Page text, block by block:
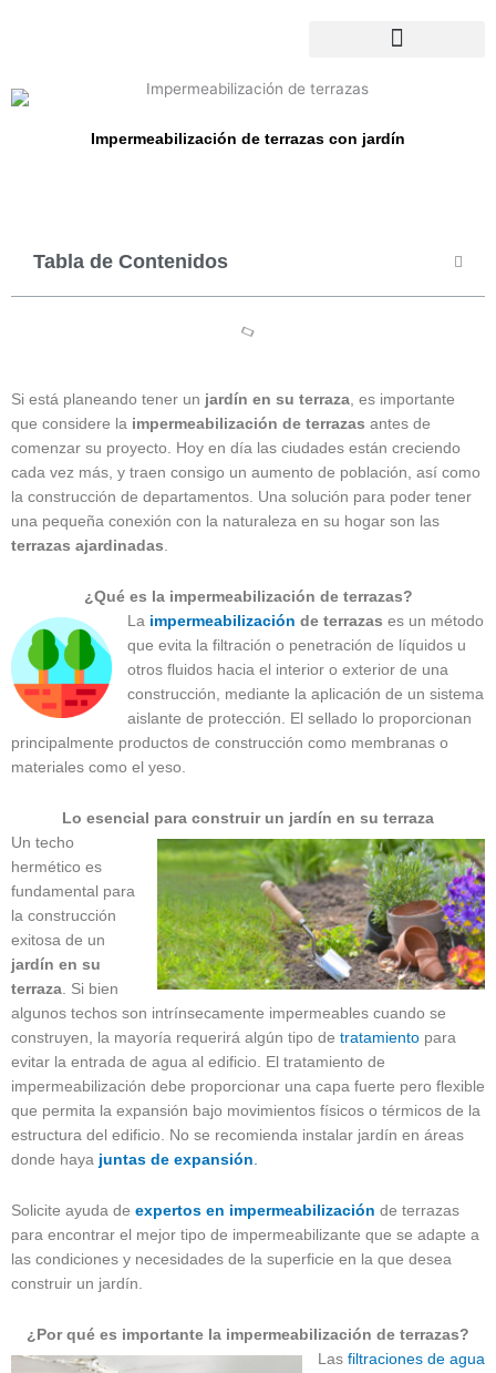
Impermeabilización de terrazas con jardín
Tabla de Contenidos
Si está planeando tener un jardín en su terraza, es importante
que considere la impermeabilización de terrazas antes de
comenzar su proyecto. Hoy en día las ciudades están creciendo
cada vez más, y traen consigo un aumento de población, así como
la construcción de departamentos. Una solución para poder tener
una pequeña conexión con la naturaleza en su hogar son las
terrazas ajardinadas.
¿Qué es la impermeabilización de terrazas?
La impermeabilización de terrazas es un método
que evita la filtración o penetración de líquidos u
otros fluidos hacia el interior o exterior de una
construcción, mediante la aplicación de un sistema
aislante de protección. El sellado lo proporcionan
principalmente productos de construcción como membranas o
materiales como el yeso.
Lo esencial para construir un jardín en su terraza
Un techo
hermético es
fundamental para
la construcción
exitosa de un
jardín en su
terraza . Si bien
algunos techos son intrínsecamente impermeables cuando se
construyen, la mayoría requerirá algún tipo de tratamiento para
evitar la entrada de agua al edificio. El tratamiento de
impermeabilización debe proporcionar una capa fuerte pero flexible
que permita la expansión bajo movimientos físicos o térmicos de la
estructura del edificio. No se recomienda instalar jardín en áreas
donde haya juntas de expansión
Solicite ayuda de expertos en impermeabilización de terrazas
para encontrar el mejor tipo de impermeabilizante que se adapte a
las condiciones y necesidades de la superficie en la que desea
construir un jardín.
¿Por qué es importante la impermeabilización de terrazas?
Las filtraciones de agua